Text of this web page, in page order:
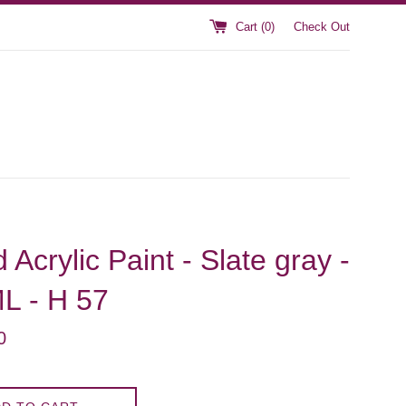
Cart (0) Check Out
Acrylic Paint - Slate gray -
- H 57